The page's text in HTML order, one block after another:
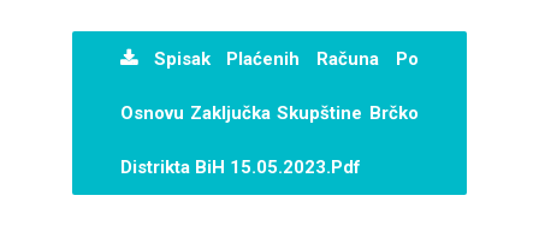
Spisak Plaćenih Računa Po
Osnovu Zaključka Skupštine Brčko
Distrikta BiH 15.05.2023.pdf